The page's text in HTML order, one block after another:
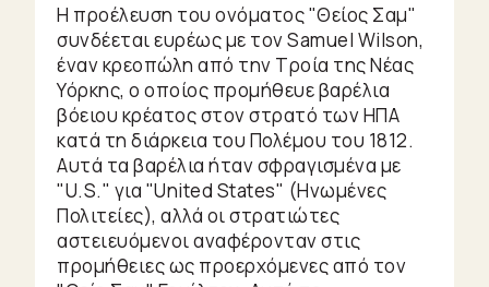
Η προέλευση του ονόματος "Θείος Σαμ"
συνδέεται ευρέως με τον Samuel Wilson,
έναν κρεοπώλη από την Τροία της Νέας
Υόρκης, ο οποίος προμήθευε βαρέλια
βόειου κρέατος στον στρατό των ΗΠΑ
κατά τη διάρκεια του Πολέμου του 1812.
Αυτά τα βαρέλια ήταν σφραγισμένα με
"U.S." για "United States" (Ηνωμένες
Πολιτείες), αλλά οι στρατιώτες
αστειευόμενοι αναφέρονταν στις
προμήθειες ως προερχόμενες από τον